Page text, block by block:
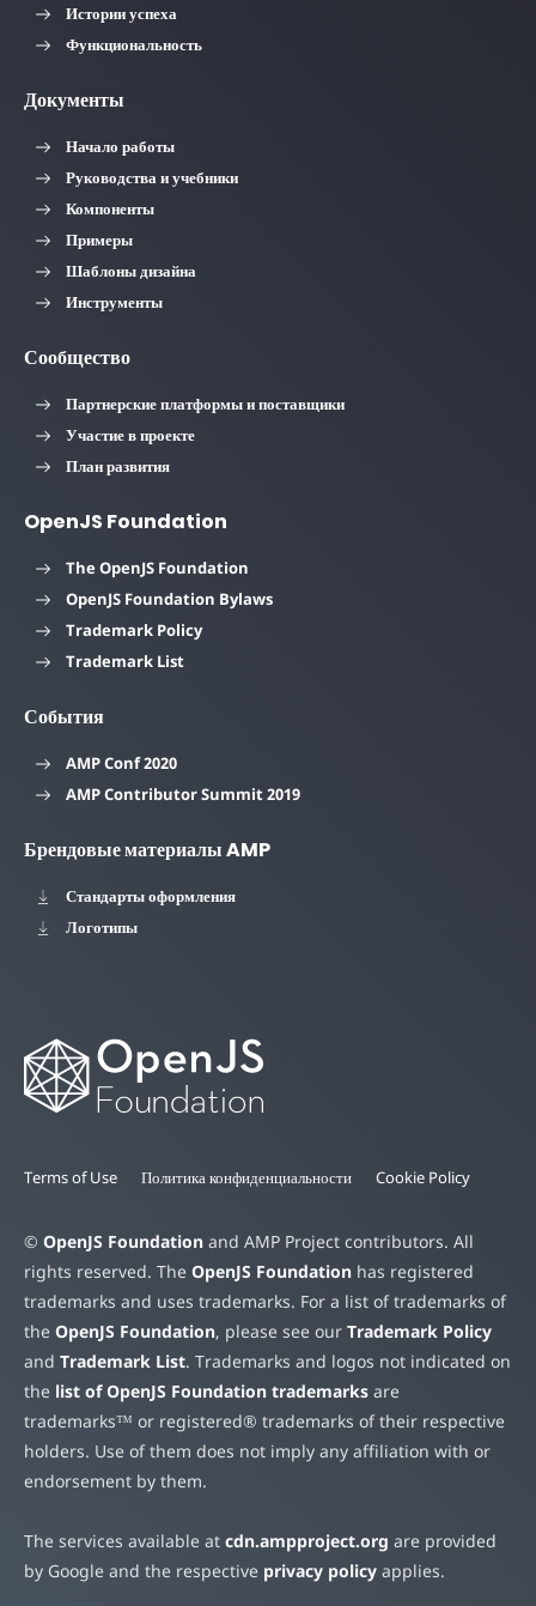
Истории успеха
Функциональность
Документы
Начало работы
Руководства и учебники
Компоненты
Примеры
Шаблоны дизайна
Инструменты
Сообщество
Партнерские платформы и поставщики
Участие в проекте
План развития
OpenJS Foundation
The OpenJS Foundation
OpenJS Foundation Bylaws
Trademark Policy
Trademark List
События
AMP Conf 2020
AMP Contributor Summit 2019
Брендовые материалы AMP
Стандарты оформления
Логотипы
Terms of Use Политика конфиденциальности Cookie Policy
© OpenJS Foundation and AMP Project contributors. All
rights reserved. The OpenJS Foundation has registered
trademarks and uses trademarks. For a list of trademarks of
the OpenJS Foundation, please see our Trademark Policy
and Trademark List. Trademarks and logos not indicated on
the list of OpenJS Foundation trademarks are
trademarks™ or registered® trademarks of their respective
holders. Use of them does not imply any affiliation with or
endorsement by them.
The services available at cdn.ampproject.org are provided
by Google and the respective privacy policy applies.